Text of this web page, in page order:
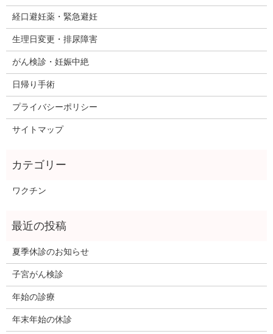
経口避妊薬・緊急避妊
生理日変更・排尿障害
がん検診・妊娠中絶
日帰り手術
プライバシーポリシー
サイトマップ
ワクチン
夏季休診のお知らせ
子宮がん検診
年始の診療
年末年始の休診